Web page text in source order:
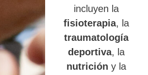
incluyen la
fisioterapia, la
traumatología
deportiva, la
nutrición y la